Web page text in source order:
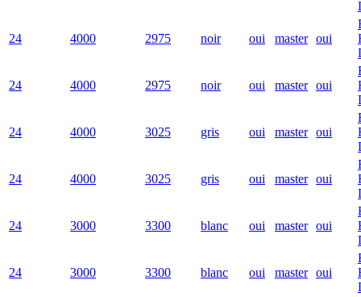
24 4000 2975 noir oui master oui
24 4000 2975 noir oui master oui
24 4000 3025 gris oui master oui
24 4000 3025 gris oui master oui
24 3000 3300 blanc oui master oui
24 3000 3300 blanc oui master oui